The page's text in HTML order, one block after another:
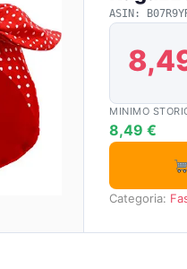
ASIN:
MINIMO
8,49 €
Categoria: